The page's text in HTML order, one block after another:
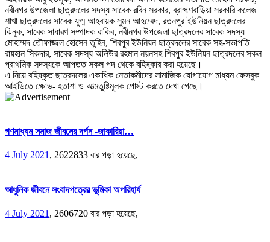
নবীনগর উপজেলা ছাত্রদলের সদস্য সাবেক রবিন সরকার, ব্রাহ্মণবাড়িয়া সরকারি কলেজ
শাখা ছাত্রদলের সাবেক যুগ্ম আহবায়ক সুমন আহম্মেদ, রতনপুর ইউনিয়ন ছাত্রদলের
ঝিনুক, সাবেক সাধারণ সম্পাদক রাকিব, নবীনগর উপজেলা ছাত্রদলের সাবেক সদস্য
মোহাম্মদ তৌফাজ্জল হোসেন তুহিন, শিবপুর ইউনিয়ন ছাত্রদলের সাবেক সহ-সভাপতি
রায়হান সিকদার, সাবেক সদস্য অলিউর রহমান নয়নসহ শিবপুর ইউনিয়ন ছাত্রদলের সকল
প্রাথমিক সদস্যকে আপতত সকল পদ থেকে বহিষ্কার করা হয়েছে।
এ নিয়ে বহিষ্কৃত ছাত্রদলের একাধিক নেতাকর্মীদের সামাজিক যোগাযোগ মাধ্যম ফেসবুক
আইডিতে ক্ষোভ- হতাশা ও আত্মতুষ্টিমূলক পোস্ট করতে দেখা গেছে।
গণমাধ্যম সমাজ জীবনের দর্পন -জাকারিয়া…
4 July 2021 , 2622833 বার পড়া হয়েছে,
আধুনিক জীবনে সংবাদপত্রের ভূমিকা অপরিহার্য
4 July 2021 , 2606720 বার পড়া হয়েছে,